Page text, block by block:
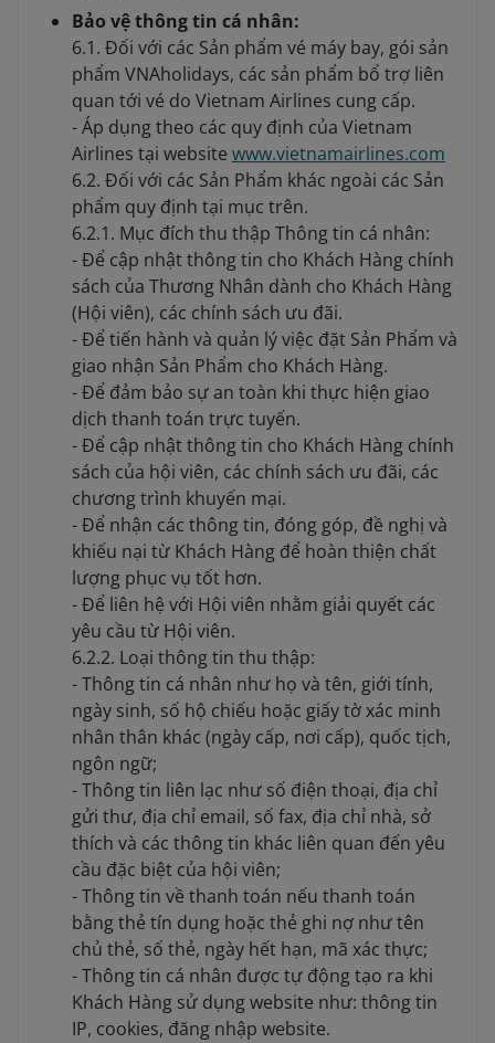
Bảo vệ thông tin cá nhân:
6.1. Đối với các Sản phẩm vé máy bay, gói sản
phẩm VNAholidays, các sản phẩm bổ trợ liên
quan tới vé do Vietnam Airlines cung cấp.
- Áp dụng theo các quy định của Vietnam
Airlines tại website www.vietnamairlines.com
6.2. Đối với các Sản Phẩm khác ngoài các Sản
phẩm quy định tại mục trên.
6.2.1. Mục đích thu thập Thông tin cá nhân:
- Để cập nhật thông tin cho Khách Hàng chính
sách của Thương Nhân dành cho Khách Hàng
(Hội viên), các chính sách ưu đãi.
- Để tiến hành và quản lý việc đặt Sản Phẩm và
giao nhận Sản Phẩm cho Khách Hàng.
- Để đảm bảo sự an toàn khi thực hiện giao
dịch thanh toán trực tuyến.
- Để cập nhật thông tin cho Khách Hàng chính
sách của hội viên, các chính sách ưu đãi, các
chương trình khuyến mại.
- Để nhận các thông tin, đóng góp, đề nghị và
khiếu nại từ Khách Hàng để hoàn thiện chất
lượng phục vụ tốt hơn.
- Để liên hệ với Hội viên nhằm giải quyết các
yêu cầu từ Hội viên.
6.2.2. Loại thông tin thu thập:
- Thông tin cá nhân như họ và tên, giới tính,
ngày sinh, số hộ chiếu hoặc giấy tờ xác minh
nhân thân khác (ngày cấp, nơi cấp), quốc tịch,
ngôn ngữ;
- Thông tin liên lạc như số điện thoại, địa chỉ
gửi thư, địa chỉ email, số fax, địa chỉ nhà, sở
thích và các thông tin khác liên quan đến yêu
cầu đặc biệt của hội viên;
- Thông tin về thanh toán nếu thanh toán
bằng thẻ tín dụng hoặc thẻ ghi nợ như tên
chủ thẻ, số thẻ, ngày hết hạn, mã xác thực;
- Thông tin cá nhân được tự động tạo ra khi
Khách Hàng sử dụng website như: thông tin
IP, cookies, đăng nhập website.